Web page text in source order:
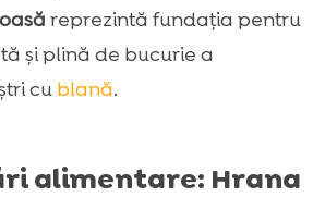
reprezintă fundația pentru
și plină de bucurie a
cu blană.
alimentare: Hrana